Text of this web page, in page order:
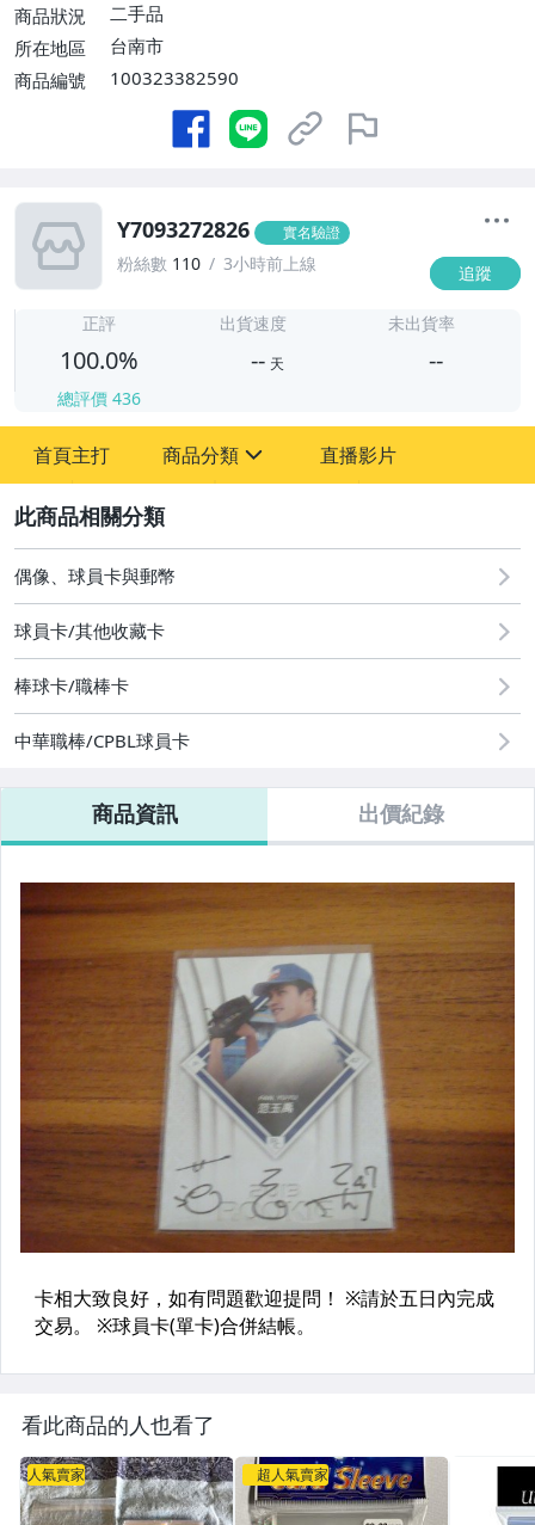
商品狀況
二手品
所在地區
台南市
商品編號
100323382590
Y7093272826 實名驗證
粉絲數 110 3小時前上線 追蹤
正評
100.0%
總評價 436
出貨速度
-- 天
未出貨率
--
首頁主打 商品分類
玩具、模型與公仔
偶像、球員卡與郵幣
直播影片
偶像、球員卡與郵幣
球員卡/其他收藏卡
棒球卡/職棒卡
中華職棒/CPBL球員卡
商品資訊 出價紀錄
看此商品的人也看了
人氣賣家 超人氣賣家